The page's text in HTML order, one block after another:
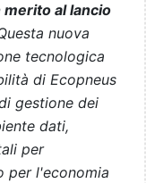
al lancio
nuova
tecnologica
di Ecopneus
gestione dei
dati,
per
per l'economia